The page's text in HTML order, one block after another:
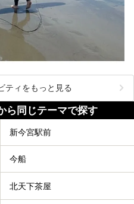
ティをもっと見る
ら同じテーマで探す
新今宮駅前
今船
北天下茶屋